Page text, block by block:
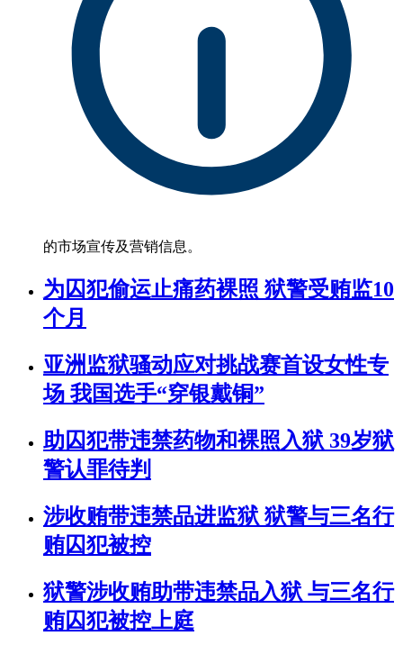
的市场宣传及营销信息。
为囚犯偷运止痛药裸照 狱警受贿监10
个月
亚洲监狱骚动应对挑战赛首设女性专
场 我国选手“穿银戴铜”
助囚犯带违禁药物和裸照入狱 39岁狱
警认罪待判
涉收贿带违禁品进监狱 狱警与三名行
贿囚犯被控
狱警涉收贿助带违禁品入狱 与三名行
贿囚犯被控上庭